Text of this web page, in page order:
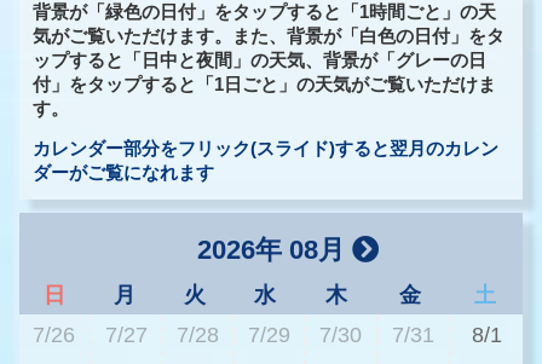
背景が「緑色の日付」をタップすると「1時間ごと」の天
気がご覧いただけます。また、背景が「白色の日付」をタ
ップすると「日中と夜間」の天気、背景が「グレーの日
付」をタップすると「1日ごと」の天気がご覧いただけま
す。
カレンダー部分をフリック(スライド)すると翌月のカレン
ダーがご覧になれます
2026年 08月
日 月 火 水 木 金
土
7/26
7/27 7/28 7/29 7/30 7/31 8/1